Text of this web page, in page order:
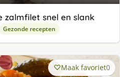
zalmfilet snel en slank
Gezonde recepten
Maak favoriet0